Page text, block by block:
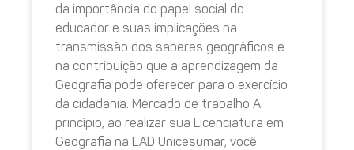
da importância do papel social do
educador e suas implicações na
transmissão dos saberes geográficos e
na contribuição que a aprendizagem da
Geografia pode oferecer para o exercício
da cidadania. Mercado de trabalho A
princípio, ao realizar sua Licenciatura em
Geografia na EAD Unicesumar, você